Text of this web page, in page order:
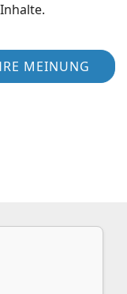
MEINUNG